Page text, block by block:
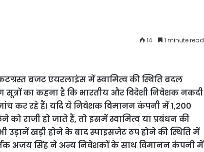
14 1 minute read
बजट एयरलाइंस में स्वामित्व की स्थिति बदल
सूत्रों का कहना है कि भारतीय और विदेशी निवेशक नकदी
कर रहे हैं। यदि ये निवेशक विमानन कंपनी में 1,200
राजी हो जाते हैं, तो इसमें स्वामित्व या प्रबंधन की
उड़ानें खड़ी होने के बाद स्पाइसजेट ठप होने की स्थिति में
अजय सिंह ने अन्य निवेशकों के साथ विमानन कंपनी में